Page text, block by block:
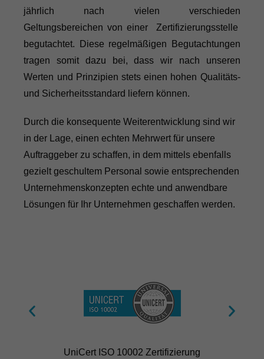
jährlich nach vielen verschieden
Geltungsbereichen von einer Zertifizierungsstelle
begutachtet. Diese regelmäßigen Begutachtungen
tragen somit dazu bei, dass wir nach unseren
Werten und Prinzipien stets einen hohen Qualitäts-
und Sicherheitsstandard liefern können.
Durch die konsequente Weiterentwicklung sind wir
in der Lage, einen echten Mehrwert für unsere
Auftraggeber zu schaffen, in dem mittels ebenfalls
gezielt geschultem Personal sowie entsprechenden
Unternehmenskonzepten echte und anwendbare
Lösungen für Ihr Unternehmen geschaffen werden.
UniCert ISO 10002 Zertifizierung